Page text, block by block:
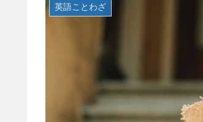
英語ことわざ